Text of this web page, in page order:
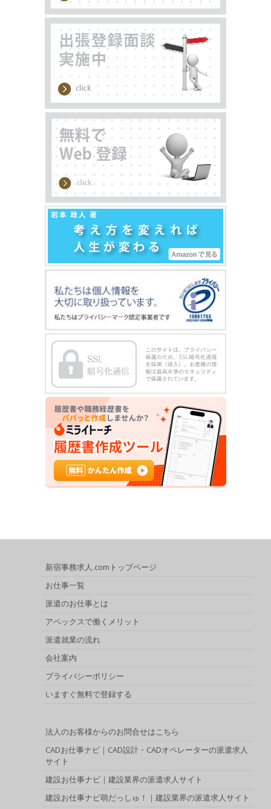
新宿事務求人.comトップページ
お仕事一覧
派遣のお仕事とは
アペックスで働くメリット
派遣就業の流れ
会社案内
プライバシーポリシー
いますぐ無料で登録する
法人のお客様からのお問合せはこちら
CADお仕事ナビ｜CAD設計・CADオペレーターの派遣求人
サイト
建設お仕事ナビ｜建設業界の派遣求人サイト
建設お仕事ナビ萌だっしゅ！｜建設業界の派遣求人サイト